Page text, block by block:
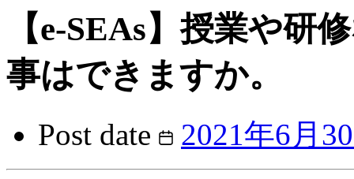
【e-SEAs】授業や研
事はできますか。
Post date
2021年6月